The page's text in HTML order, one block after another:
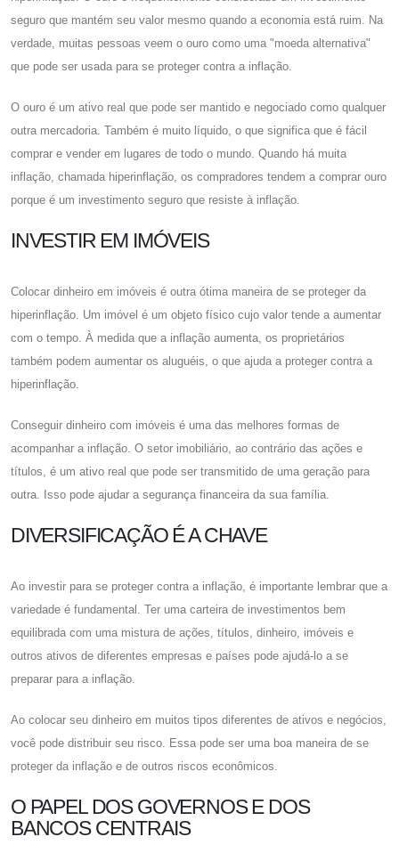
seguro que mantém seu valor mesmo quando a economia está ruim. Na
verdade, muitas pessoas veem o ouro como uma "moeda alternativa"
que pode ser usada para se proteger contra a inflação.
O ouro é um ativo real que pode ser mantido e negociado como qualquer
outra mercadoria. Também é muito líquido, o que significa que é fácil
comprar e vender em lugares de todo o mundo. Quando há muita
inflação, chamada hiperinflação, os compradores tendem a comprar ouro
porque é um investimento seguro que resiste à inflação.
INVESTIR EM IMÓVEIS
Colocar dinheiro em imóveis é outra ótima maneira de se proteger da
hiperinflação. Um imóvel é um objeto físico cujo valor tende a aumentar
com o tempo. À medida que a inflação aumenta, os proprietários
também podem aumentar os aluguéis, o que ajuda a proteger contra a
hiperinflação.
Conseguir dinheiro com imóveis é uma das melhores formas de
acompanhar a inflação. O setor imobiliário, ao contrário das ações e
títulos, é um ativo real que pode ser transmitido de uma geração para
outra. Isso pode ajudar a segurança financeira da sua família.
DIVERSIFICAÇÃO É A CHAVE
Ao investir para se proteger contra a inflação, é importante lembrar que a
variedade é fundamental. Ter uma carteira de investimentos bem
equilibrada com uma mistura de ações, títulos, dinheiro, imóveis e
outros ativos de diferentes empresas e países pode ajudá-lo a se
preparar para a inflação.
Ao colocar seu dinheiro em muitos tipos diferentes de ativos e negócios,
você pode distribuir seu risco. Essa pode ser uma boa maneira de se
proteger da inflação e de outros riscos econômicos.
O PAPEL DOS GOVERNOS E DOS
BANCOS CENTRAIS